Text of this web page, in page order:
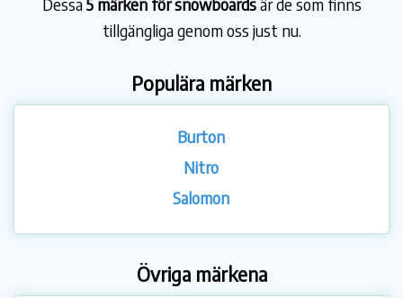
tillgängliga genom oss just nu.
Populära märken
Burton
Nitro
Salomon
Övriga märkena